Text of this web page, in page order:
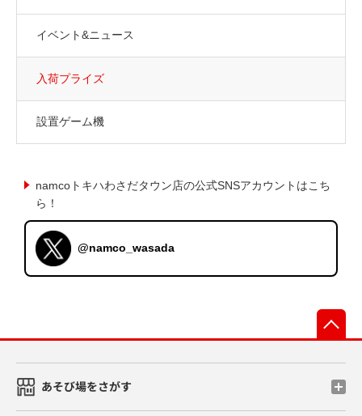
イベント&ニュース
入荷プライズ
設置ゲーム機
namcoトキハわさだタウン店の公式SNSアカウントはこち
ら！
@namco_wasada
あそび場をさがす